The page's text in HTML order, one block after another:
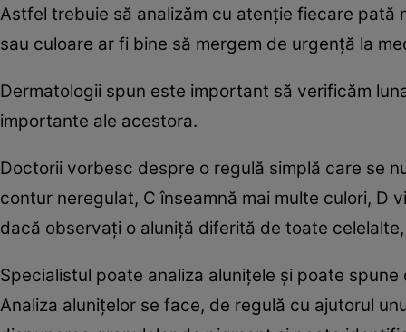
Astfel trebuie să analizăm cu atenţie fiecare
sau culoare ar fi bine să mergem de urgenţă la
Dermatologii spun este important să verificăm
importante ale acestora.
Doctorii vorbesc despre o regulă simplă care se
contur neregulat, C înseamnă mai multe culori, D
dacă observați o aluniță diferită de toate
Specialistul poate analiza aluniţele şi poate
Analiza aluniţelor se face, de regulă cu ajutorul